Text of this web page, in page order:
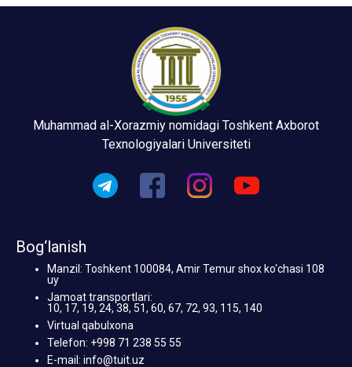
Muhammad al-Xorazmiy nomidagi Toshkent Axborot
Texnologiyalari Universiteti
Bog‘lanish
Manzil: Toshkent 100084, Amir Temur shox ko‘chasi 108
uy
Jamoat transportlari:
10, 17, 19, 24, 38, 51, 60, 67, 72, 93, 115, 140
Virtual qabulxona
Telefon: +998 71 238 55 55
E-mail: info@tuit.uz